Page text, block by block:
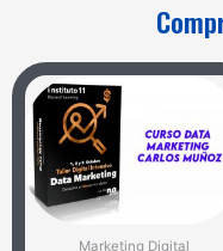
Marketing Digital